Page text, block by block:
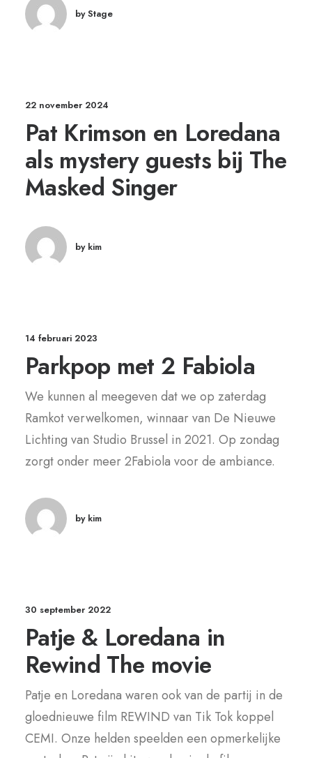
by Stage
22 november 2024
Pat Krimson en Loredana
als mystery guests bij The
Masked Singer
by kim
14 februari 2023
Parkpop met 2 Fabiola
We kunnen al meegeven dat we op zaterdag
Ramkot verwelkomen, winnaar van De Nieuwe
Lichting van Studio Brussel in 2021. Op zondag
zorgt onder meer 2Fabiola voor de ambiance.
by kim
30 september 2022
Patje & Loredana in
Rewind The movie
Patje en Loredana waren ook van de partij in de
gloednieuwe film REWIND van Tik Tok koppel
CEMI. Onze helden speelden een opmerkelijke